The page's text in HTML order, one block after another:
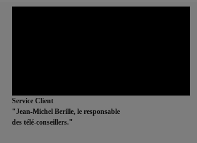
Service Client
"Jean-Michel Berille, le responsable
des télé-conseillers."